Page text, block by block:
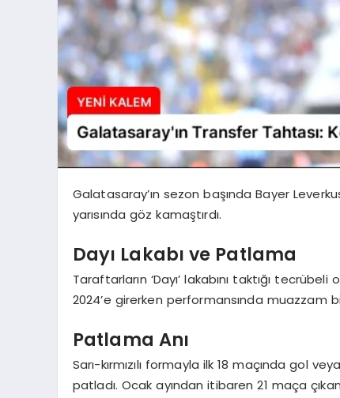
Galatasaray’ın sezon başında Bayer
yarısında göz kamaştırdı.
Dayı Lakabı ve Patlama
Taraftarların ‘Dayı’ lakabını taktığı
2024’e girerken performansında muazzam
Patlama Anı
Sarı-kırmızılı formayla ilk 18 maçında gol
patladı. Ocak ayından itibaren 21 maça